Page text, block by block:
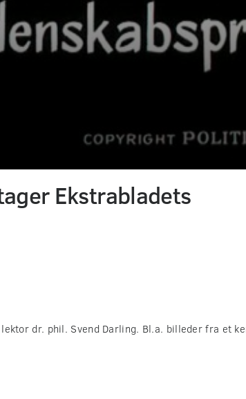
Ekstrabladets
dr. phil. Svend Darling. Bl.a. billeder fra et